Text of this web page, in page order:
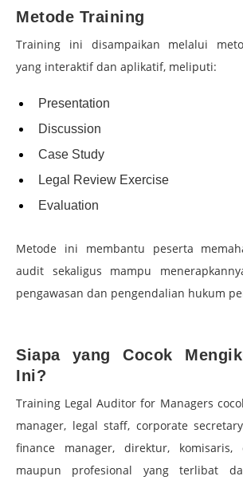
Metode Training
Training ini disampaikan melalui
yang interaktif dan aplikatif, meliputi:
Presentation
Discussion
Case Study
Legal Review Exercise
Evaluation
Metode ini membantu peserta
audit sekaligus mampu
pengawasan dan pengendalian hukum
Siapa yang Cocok
Ini?
Training Legal Auditor for Managers
manager, legal staff, corporate
finance manager, direktur, komisaris,
maupun profesional yang terlibat